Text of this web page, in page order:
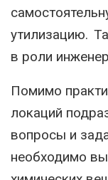
утилизацию.
в роли
Помимо
локаций
вопросы и
необходимо